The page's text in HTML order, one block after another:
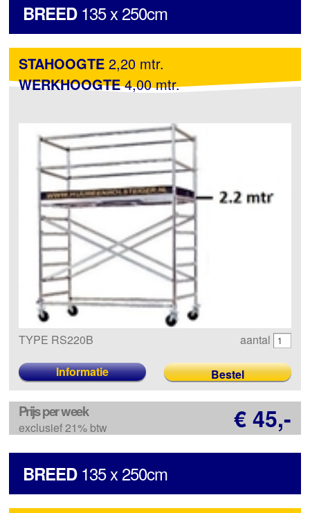
BREED135 x 250cm
STAHOOGTE2,20 mtr.
WERKHOOGTE4,00 mtr.
TYPE RS220B aantal
Informatie
Prijs per week
exclusief 21% btw € 45,-
BREED135 x 250cm